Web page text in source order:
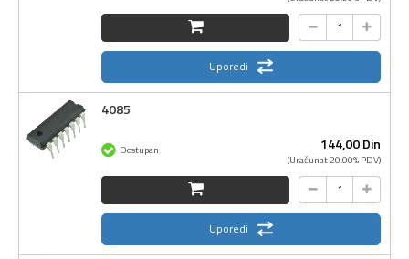
Uporedi
4085
144,00Din
(Uračunat 20.00% PDV)
Dostupan
Uporedi